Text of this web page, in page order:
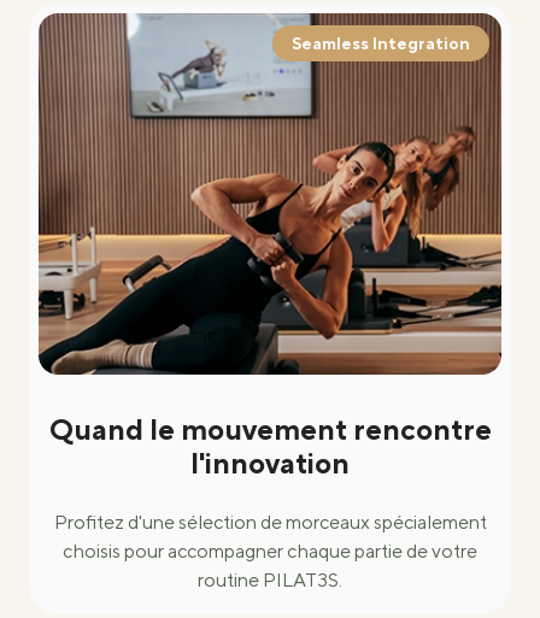
Seamless Integration
Quand le mouvement rencontre
l'innovation
Profitez d'une sélection de morceaux spécialement
choisis pour accompagner chaque partie de votre
routine PILAT3S.